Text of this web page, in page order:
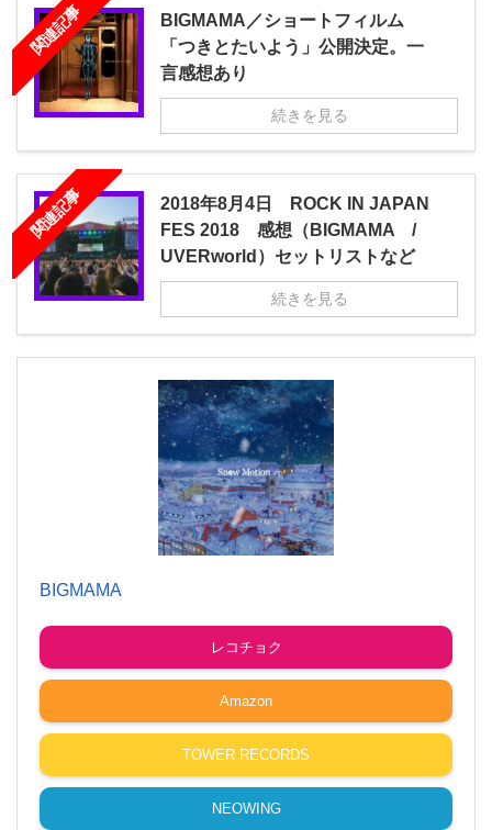
関連記事
BIGMAMA／ショートフィルム
「つきとたいよう」公開決定。一
言感想あり
続きを見る
関連記事
2018年8月4日 ROCK IN JAPAN
FES 2018 感想（BIGMAMA /
UVERworld）セットリストなど
続きを見る
BIGMAMA
レコチョク
Amazon
TOWER RECORDS
NEOWING